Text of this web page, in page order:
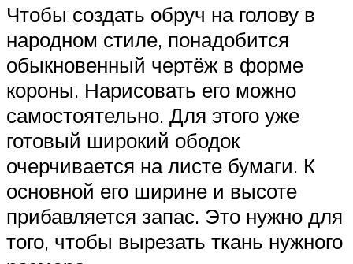
Чтобы создать обруч на голову в
народном стиле, понадобится
обыкновенный чертёж в форме
короны. Нарисовать его можно
самостоятельно. Для этого уже
готовый широкий ободок
очерчивается на листе бумаги. К
основной его ширине и высоте
прибавляется запас. Это нужно для
того, чтобы вырезать ткань нужного